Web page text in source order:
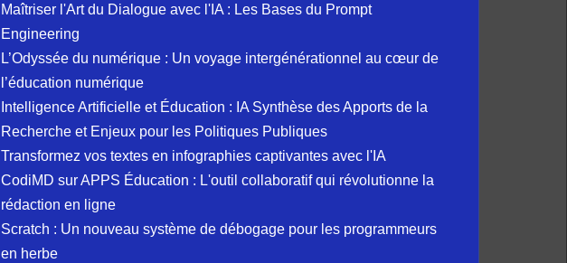
Maîtriser l'Art du Dialogue avec l'IA : Les Bases du Prompt
Engineering
L’Odyssée du numérique : Un voyage intergénérationnel au cœur de
l’éducation numérique
Intelligence Artificielle et Éducation : IA Synthèse des Apports de la
Recherche et Enjeux pour les Politiques Publiques
Transformez vos textes en infographies captivantes avec l'IA
CodiMD sur APPS Éducation : L'outil collaboratif qui révolutionne la
rédaction en ligne
Scratch : Un nouveau système de débogage pour les programmeurs
en herbe